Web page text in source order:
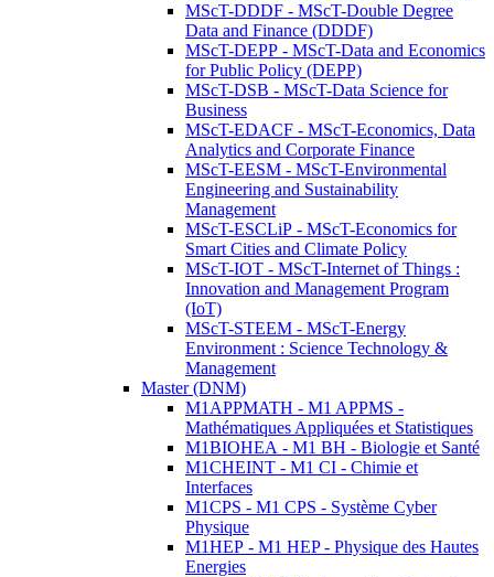
MScT-DDDF - MScT-Double Degree
Data and Finance (DDDF)
MScT-DEPP - MScT-Data and Economics
for Public Policy (DEPP)
MScT-DSB - MScT-Data Science for
Business
MScT-EDACF - MScT-Economics, Data
Analytics and Corporate Finance
MScT-EESM - MScT-Environmental
Engineering and Sustainability
Management
MScT-ESCLiP - MScT-Economics for
Smart Cities and Climate Policy
MScT-IOT - MScT-Internet of Things :
Innovation and Management Program
(IoT)
MScT-STEEM - MScT-Energy
Environment : Science Technology &
Management
Master (DNM)
M1APPMATH - M1 APPMS -
Mathématiques Appliquées et Statistiques
M1BIOHEA - M1 BH - Biologie et Santé
M1CHEINT - M1 CI - Chimie et
Interfaces
M1CPS - M1 CPS - Système Cyber
Physique
M1HEP - M1 HEP - Physique des Hautes
Energies